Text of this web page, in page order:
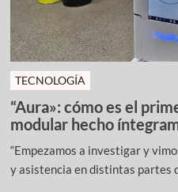
TECNOLOGÍA
“Aura»: cómo es el
modular hecho
“Empezamos a investigar y
y asistencia en distintas partes